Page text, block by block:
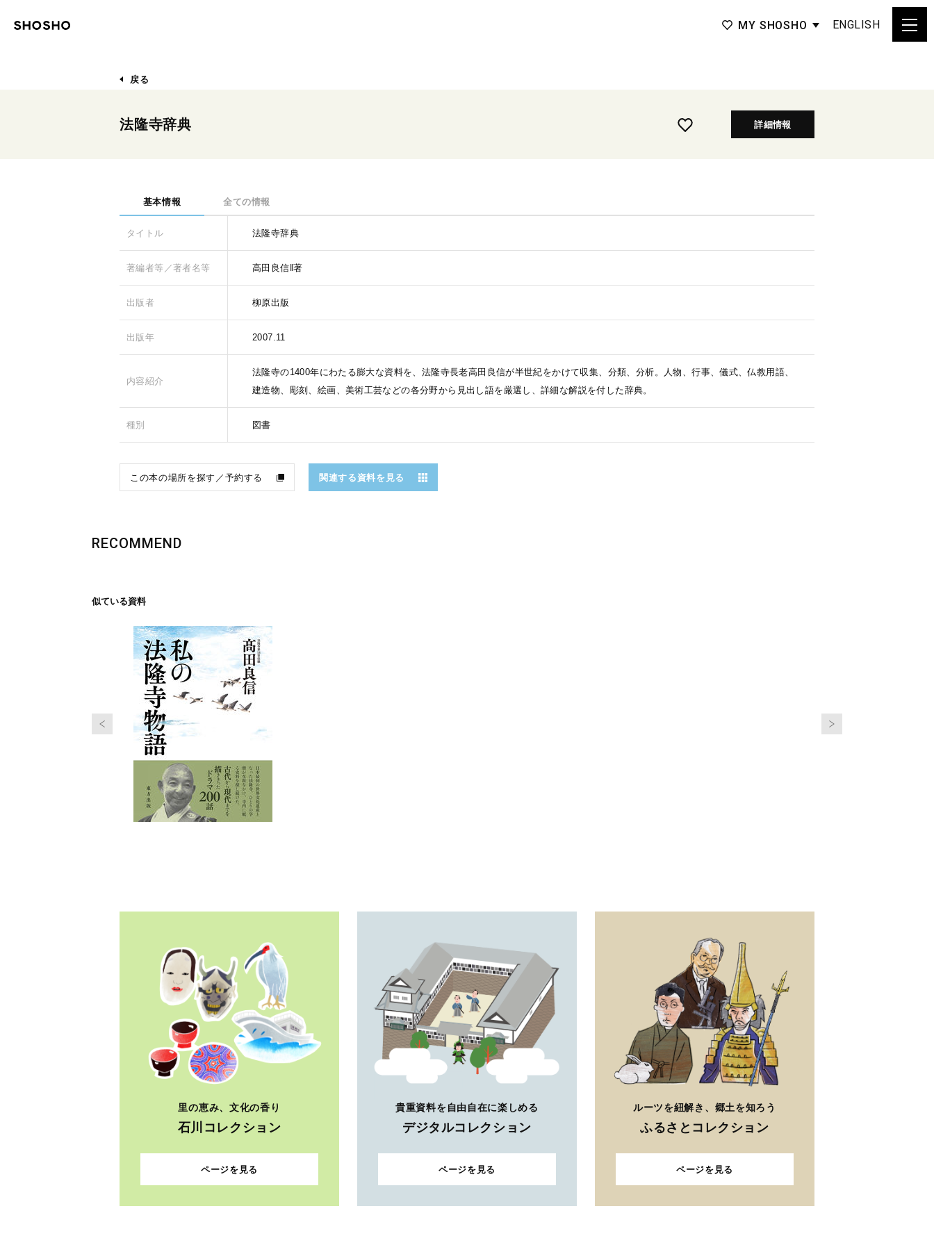
MY SHOSHO ENGLISH
戻る
法隆寺辞典 詳細情報
基本情報 全ての情報
タイトル 法隆寺辞典
著編者等／著者名等 高田良信‖著
出版者 柳原出版
出版年 2007.11
内容紹介
法隆寺の1400年にわたる膨大な資料を、法隆寺長老高田良信が半世紀をかけて収集、分類、分析。人物、行事、儀式、仏教用語、
建造物、彫刻、絵画、美術工芸などの各分野から見出し語を厳選し、詳細な解説を付した辞典。
種別 図書
この本の場所を探す／予約する 関連する資料を見る
RECOMMEND
似ている資料
里の恵み、文化の香り
石川コレクション
ページを見る
貴重資料を自由自在に楽しめる
デジタルコレクション
ページを見る
ルーツを紐解き、郷土を知ろう
ふるさとコレクション
ページを見る